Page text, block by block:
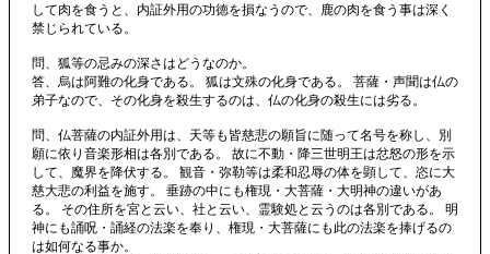
して肉を食うと、内証外用の功徳を損なうので、鹿の肉を食う事は深く
禁じられている。
問、狐等の忌みの深さはどうなのか。
答、烏は阿難の化身である。 狐は文殊の化身である。 菩薩・声聞は仏の
弟子なので、その化身を殺生するのは、仏の化身の殺生には劣る。
問、仏菩薩の内証外用は、天等も皆慈悲の願旨に随って名号を称し、別
願に依り音楽形相は各別である。 故に不動・降三世明王は忿怒の形を示
して、魔界を降伏する。 観音・弥勒等は柔和忍辱の体を顕して、恣に大
慈大悲の利益を施す。 垂跡の中にも権現・大菩薩・大明神の違いがあ
る。 その住所を宮と云い、社と云い、霊験処と云うのは各別である。 明
神にも誦呪・誦経の法楽を奉り、権現・大菩薩にも此の法楽を捧げるの
は如何なる事か。